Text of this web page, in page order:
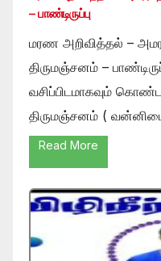
– பாண்டிருப்பு
மரண அறிவித்தல் –
திருமஞ்சனம் –
வசிப்பிடமாகவும்
திருமஞ்சனம் (
Read More